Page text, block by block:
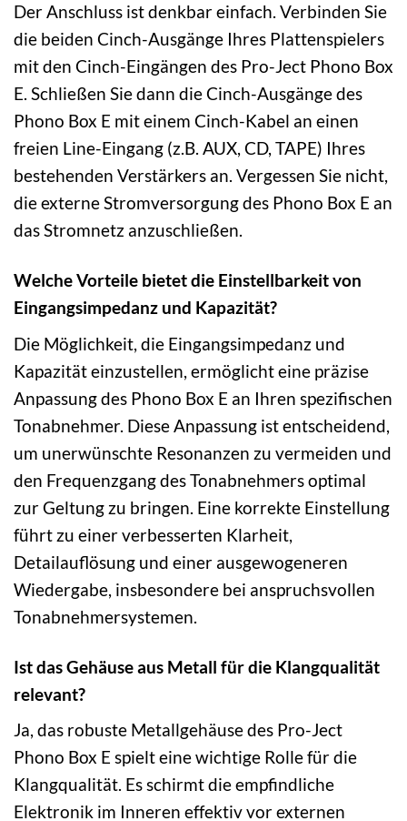
Der Anschluss ist denkbar einfach. Verbinden Sie
die beiden Cinch-Ausgänge Ihres Plattenspielers
mit den Cinch-Eingängen des Pro-Ject Phono Box
E. Schließen Sie dann die Cinch-Ausgänge des
Phono Box E mit einem Cinch-Kabel an einen
freien Line-Eingang (z.B. AUX, CD, TAPE) Ihres
bestehenden Verstärkers an. Vergessen Sie nicht,
die externe Stromversorgung des Phono Box E an
das Stromnetz anzuschließen.
Welche Vorteile bietet die Einstellbarkeit von
Eingangsimpedanz und Kapazität?
Die Möglichkeit, die Eingangsimpedanz und
Kapazität einzustellen, ermöglicht eine präzise
Anpassung des Phono Box E an Ihren spezifischen
Tonabnehmer. Diese Anpassung ist entscheidend,
um unerwünschte Resonanzen zu vermeiden und
den Frequenzgang des Tonabnehmers optimal
zur Geltung zu bringen. Eine korrekte Einstellung
führt zu einer verbesserten Klarheit,
Detailauflösung und einer ausgewogeneren
Wiedergabe, insbesondere bei anspruchsvollen
Tonabnehmersystemen.
Ist das Gehäuse aus Metall für die Klangqualität
relevant?
Ja, das robuste Metallgehäuse des Pro-Ject
Phono Box E spielt eine wichtige Rolle für die
Klangqualität. Es schirmt die empfindliche
Elektronik im Inneren effektiv vor externen